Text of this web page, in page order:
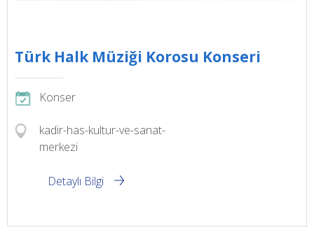
Türk Halk Müziği Korosu Konseri
Konser
kadir-has-kultur-ve-sanat-
merkezi
Detaylı Bilgi